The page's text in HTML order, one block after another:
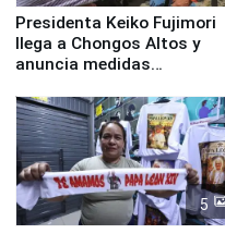
Presidenta Keiko Fujimori
llega a Chongos Altos y
anuncia medidas
educación, salud y empleo
5